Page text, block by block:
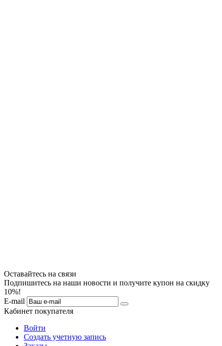
Оставайтесь на связи
Подпишитесь на наши новости и получите купон на скидку
10%!
E-mail
Кабинет покупателя
Войти
Создать учетную запись